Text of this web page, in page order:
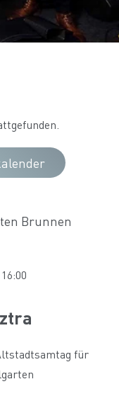
Brunnen
16:00
für